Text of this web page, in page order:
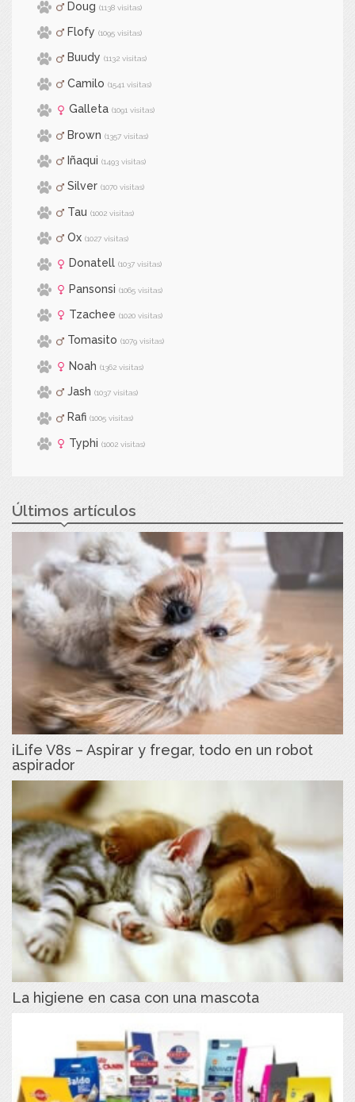
Doug (1138 visitas)
Flofy (1095 visitas)
Buudy (1132 visitas)
Camilo (1541 visitas)
Galleta (1091 visitas)
Brown (1357 visitas)
Iñaqui (1493 visitas)
Silver (1070 visitas)
Tau (1002 visitas)
Ox (1027 visitas)
Donatell (1037 visitas)
Pansonsi (1065 visitas)
Tzachee (1020 visitas)
Tomasito (1079 visitas)
Noah (1362 visitas)
Jash (1037 visitas)
Rafi (1005 visitas)
Typhi (1002 visitas)
Últimos artículos
iLife V8s – Aspirar y fregar, todo en un robot
aspirador
La higiene en casa con una mascota